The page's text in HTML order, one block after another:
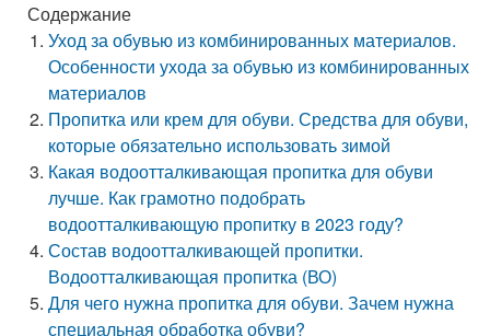
Содержание
Уход за обувью из комбинированных материалов.
Особенности ухода за обувью из комбинированных
материалов
Пропитка или крем для обуви. Средства для обуви,
которые обязательно использовать зимой
Какая водоотталкивающая пропитка для обуви
лучше. Как грамотно подобрать
водоотталкивающую пропитку в 2023 году?
Состав водоотталкивающей пропитки.
Водоотталкивающая пропитка (ВО)
Для чего нужна пропитка для обуви. Зачем нужна
специальная обработка обуви?